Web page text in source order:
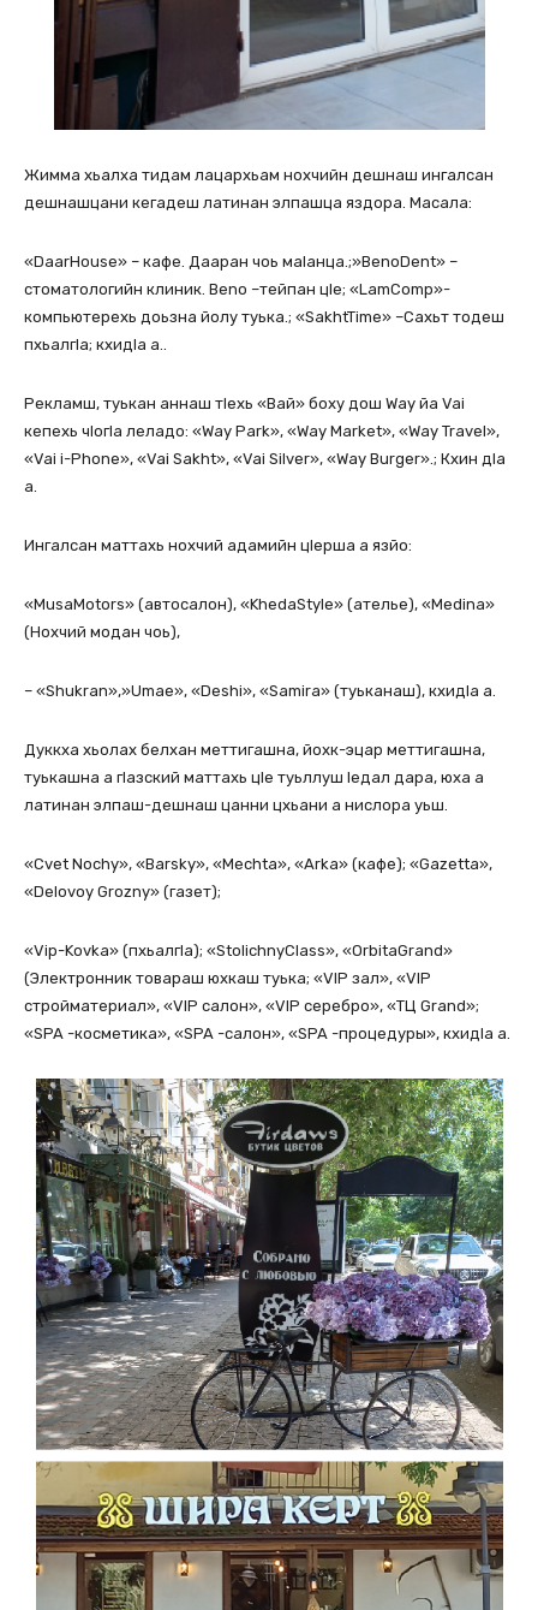
Жимма хьалха тидам лацархьам нохчийн дешнаш ингалсан
дешнашцани кегадеш латинан элпашца яздора. Масала:
«DaarHouse» – кафе. Дааран чоь маIанца.;»BenoDent» –
стоматологийн клиник. Beno –тейпан цIе; «LamComp»-
компьютерехь доьзна йолу туька.; «SakhtTime» –Сахьт тодеш
пхьалгIа; кхидIа а..
Рекламш, туькан аннаш тIехь «Вай» боху дош Way йа Vai
кепехь чIогIа леладо: «Way Park», «Way Market», «Way Travel»,
«Vai i-Phone», «Vai Sakht», «Vai Silver», «Way Burger».; Кхин дIа
а.
Ингалсан маттахь нохчий адамийн цIерша а язйо:
«MusaMotors» (автосалон), «KhedaStyle» (ателье), «Medina»
(Нохчий модан чоь),
– «Shukran»,»Umae», «Deshi», «Samira» (туьканаш), кхидIа а.
Дуккха хьолах белхан меттигашна, йохк-эцар меттигашна,
туькашна а гIазский маттахь цIе туьллуш Iедал дара, юха а
латинан элпаш-дешнаш цанни цхьани а нислора уьш.
«Cvet Nochy», «Barsky», «Mechta», «Arka» (кафе); «Gazetta»,
«Delovoy Grozny» (газет);
«Vip-Kovka» (пхьалгIа); «StolichnyClass», «OrbitaGrand»
(Электронник товараш юхкаш туька; «VIP зал», «VIP
стройматериал», «VIP салон», «VIP серебро», «ТЦ Grand»;
«SPA -косметика», «SPA -салон», «SPA -процедуры», кхидIа а.